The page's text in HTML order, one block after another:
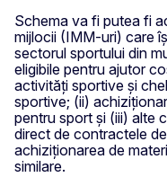
Schema va fi putea fi
mijlocii (IMM-uri) care
sectorul sportului din
eligibile pentru ajutor
activități sportive și
sportive; (ii)
pentru sport și (iii) alte
direct de contractele
achiziționarea de
similare.